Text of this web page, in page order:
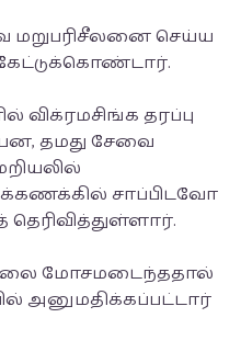
செய்ய
தரப்பு
தமது சேவை
சாப்பிடவோ
மோசமடைந்ததால்
அனுமதிக்கப்பட்டார்